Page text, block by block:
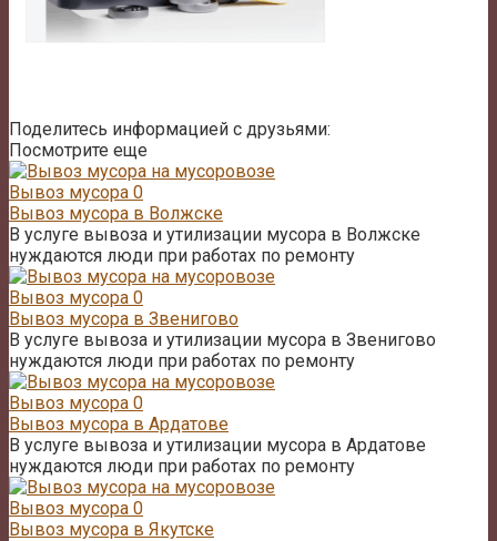
Поделитесь информацией с друзьями:
Посмотрите еще
Вывоз мусора 0
Вывоз мусора в Волжске
В услуге вывоза и утилизации мусора в Волжске
нуждаются люди при работах по ремонту
Вывоз мусора 0
Вывоз мусора в Звенигово
В услуге вывоза и утилизации мусора в Звенигово
нуждаются люди при работах по ремонту
Вывоз мусора 0
Вывоз мусора в Ардатове
В услуге вывоза и утилизации мусора в Ардатове
нуждаются люди при работах по ремонту
Вывоз мусора 0
Вывоз мусора в Якутске